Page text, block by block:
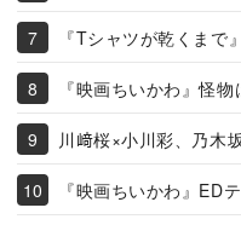
『Tシャツが乾くまで
『映画ちいかわ』怪
川﨑桜×小川彩、乃木
『映画ちいかわ』ED